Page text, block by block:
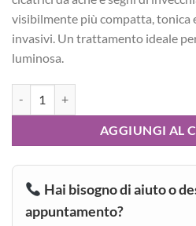
visibilmente più compatta, tonica
invasivi. Un trattamento ideale
luminosa.
AGGIUNGI AL
Hai bisogno di aiuto o
appuntamento?